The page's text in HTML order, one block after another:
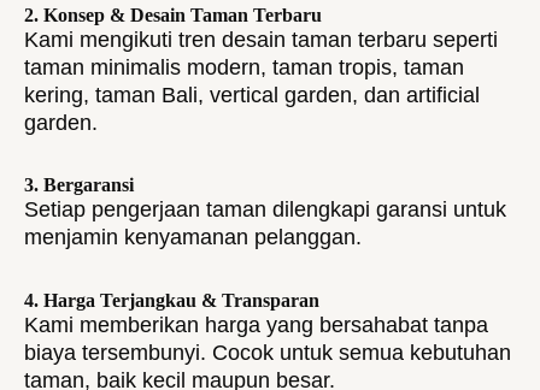
2. Konsep & Desain Taman Terbaru
Kami mengikuti tren desain taman terbaru seperti
taman minimalis modern, taman tropis, taman
kering, taman Bali, vertical garden, dan artificial
garden.
3. Bergaransi
Setiap pengerjaan taman dilengkapi garansi untuk
menjamin kenyamanan pelanggan.
4. Harga Terjangkau & Transparan
Kami memberikan harga yang bersahabat tanpa
biaya tersembunyi. Cocok untuk semua kebutuhan
taman, baik kecil maupun besar.